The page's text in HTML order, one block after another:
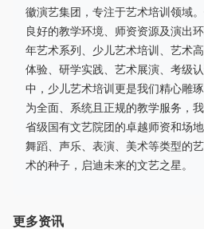
徽演艺集团，专注于艺术培训领域
良好的教学环境、师资资源及演出
年艺术系列、少儿艺术培训、艺术
体验、研学实践、艺术展演、考级
中，少儿艺术培训更是我们精心雕
为全面、系统且正规的教学服务，
省级国有文艺院团的卓越师资和场
舞蹈、声乐、表演、美术等类型的
术的种子，启迪未来的文艺之星。
更多资讯